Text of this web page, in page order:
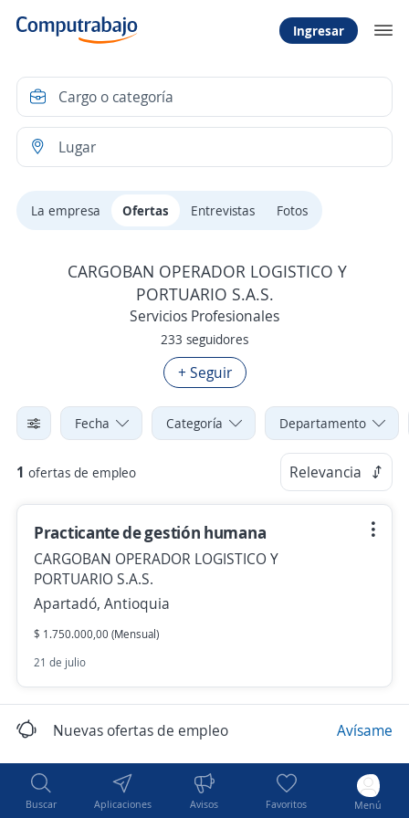
Ingresar
Buscar Aplicaciones Avisos Favoritos Menú
La empresa Ofertas Entrevistas Fotos
CARGOBAN OPERADOR LOGISTICO Y
PORTUARIO S.A.S.
Servicios Profesionales
233 seguidores
+ Seguir
Fecha Categoría Departamento
1 ofertas de empleo Relevancia
Practicante de gestión humana
CARGOBAN OPERADOR LOGISTICO Y
PORTUARIO S.A.S.
Apartadó, Antioquia
$ 1.750.000,00 (Mensual)
21 de julio
Nuevas ofertas de empleo Avísame